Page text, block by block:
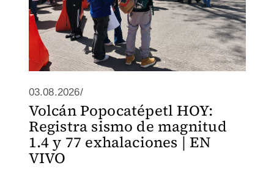
03.08.2026/
Volcán Popocatépetl HOY:
Registra sismo de magnitud
1.4 y 77 exhalaciones | EN
VIVO